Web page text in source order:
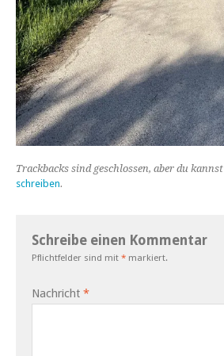
Trackbacks sind geschlossen, aber du kannst
schreiben.
Schreibe einen Kommentar
Pflichtfelder sind mit * markiert.
Nachricht *